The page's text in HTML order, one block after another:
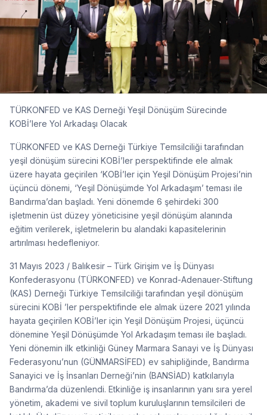
TÜRKONFED ve KAS Derneği Yeşil Dönüşüm Sürecinde
KOBİ’lere Yol Arkadaşı Olacak
TÜRKONFED ve KAS Derneği Türkiye Temsilciliği tarafından
yeşil dönüşüm sürecini KOBİ’ler perspektifinde ele almak
üzere hayata geçirilen ‘KOBİ’ler için Yeşil Dönüşüm Projesi’nin
üçüncü dönemi, ‘Yeşil Dönüşümde Yol Arkadaşım’ teması ile
Bandırma’dan başladı. Yeni dönemde 6 şehirdeki 300
işletmenin üst düzey yöneticisine yeşil dönüşüm alanında
eğitim verilerek, işletmelerin bu alandaki kapasitelerinin
artırılması hedefleniyor.
31 Mayıs 2023 / Balıkesir – Türk Girişim ve İş Dünyası
Konfederasyonu (TÜRKONFED) ve Konrad-Adenauer-Stiftung
(KAS) Derneği Türkiye Temsilciliği tarafından yeşil dönüşüm
sürecini KOBİ ’ler perspektifinde ele almak üzere 2021 yılında
hayata geçirilen KOBİ’ler için Yeşil Dönüşüm Projesi, üçüncü
dönemine Yeşil Dönüşümde Yol Arkadaşım teması ile başladı.
Yeni dönemin ilk etkinliği Güney Marmara Sanayi ve İş Dünyası
Federasyonu’nun (GÜNMARSİFED) ev sahipliğinde, Bandırma
Sanayici ve İş İnsanları Derneği’nin (BANSİAD) katkılarıyla
Bandırma’da düzenlendi. Etkinliğe iş insanlarının yanı sıra yerel
yönetim, akademi ve sivil toplum kuruluşlarının temsilcileri de